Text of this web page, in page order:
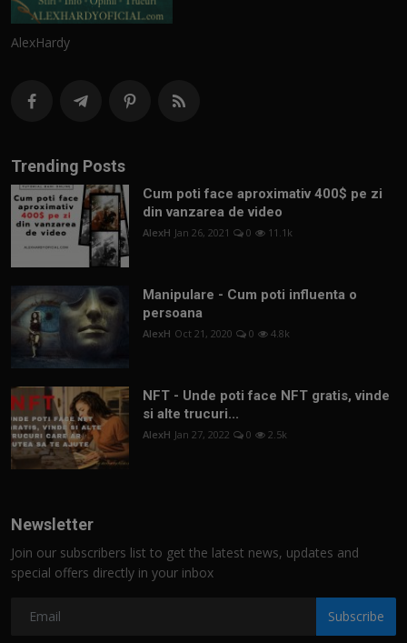
AlexHardy
Trending Posts
Cum poti face aproximativ 400$ pe zi
din vanzarea de video
AlexH Jan 26, 2021 0 11.1k
Manipulare - Cum poti influenta o
persoana
AlexH Oct 21, 2020 0 4.8k
NFT - Unde poti face NFT gratis, vinde
si alte trucuri...
AlexH Jan 27, 2022 0 2.5k
Newsletter
Join our subscribers list to get the latest news, updates and
special offers directly in your inbox
Subscribe